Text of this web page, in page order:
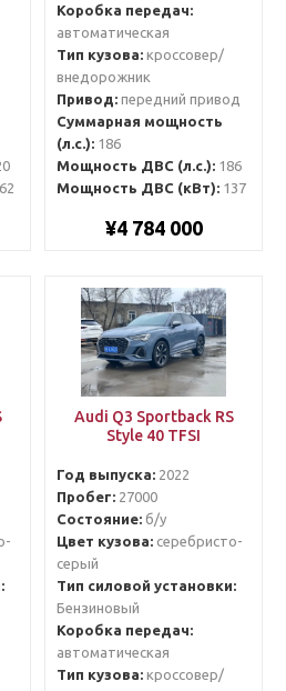
Коробка передач:
автоматическая
Тип кузова:кроссовер/
внедорожник
Привод:передний привод
Суммарная мощность
(л.с.):186
Мощность ДВС (л.с.):186
Мощность ДВС (кВт):137
¥4 784 000
Audi Q3 Sportback RS
Style 40 TFSI
Год выпуска:2022
Пробег:27000
Состояние:б/у
Цвет кузова:серебристо-
серый
Тип силовой установки:
Бензиновый
Коробка передач:
автоматическая
Тип кузова:кроссовер/